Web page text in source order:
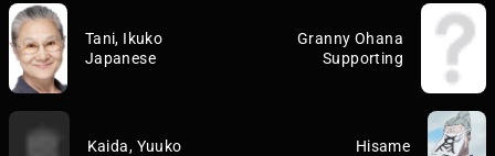
Tani, Ikuko
Japanese
Granny Ohana
Supporting
Kaida, Yuuko
Hisame